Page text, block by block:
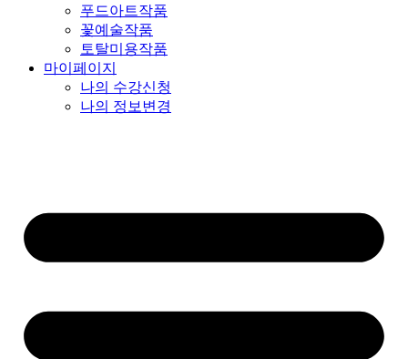
푸드아트작품
꽃예술작품
토탈미용작품
마이페이지
나의 수강신청
나의 정보변경